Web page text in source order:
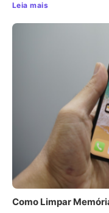
Leia mais
Como Limpar